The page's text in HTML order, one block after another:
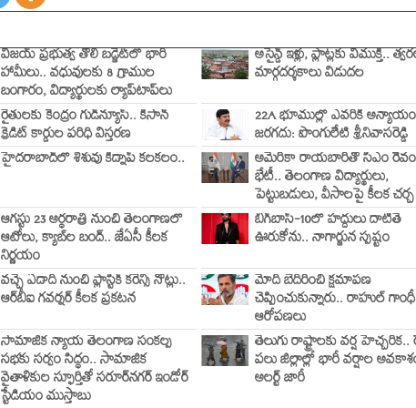
విజయ్ ప్రభుత్వ తొలి బడ్జెట్‌లో భారీ
హామీలు.. వధువులకు 8 గ్రాముల
బంగారం, విద్యార్థులకు ల్యాప్‌టాప్‌లు
అసైన్డ్ ఇళ్లు, ప్లాట్లకు విముక్తి..
మార్గదర్శకాలు విడుదల
రైతులకు కేంద్రం గుడ్‌న్యూస్.. కిసాన్
క్రెడిట్ కార్డుల పరిధి విస్తరణ
22A భూముల్లో ఎవరికీ అన్యాయం
జరగదు: పొంగులేటి శ్రీనివాసరెడ్డి
హైదరాబాద్‌లో శిశువు కిడ్నాప్ కలకలం.. అమెరికా రాయబారితో సీఎం
భేటీ.. తెలంగాణ విద్యార్థులు,
పెట్టుబడులు, వీసాలపై కీలక చర్చ
ఆగస్టు 23 అర్ధరాత్రి నుంచి తెలంగాణలో
ఆటోలు, క్యాబ్‌ల బంద్.. జేఏసీ కీలక
నిర్ణయం
బిగ్‌బాస్-10లో హద్దులు దాటితే
ఊరుకోను.. నాగార్జున స్పష్టం
వచ్చే ఏడాది నుంచి ప్లాస్టిక్ కరెన్సీ నోట్లు..
ఆర్‌బీఐ గవర్నర్ కీలక ప్రకటన
మోదీ బెదిరించి క్షమాపణ
చెప్పించుకున్నారు.. రాహుల్
ఆరోపణలు
సామాజిక న్యాయ తెలంగాణ సంకల్ప
సభకు సర్వం సిద్ధం.. సామాజిక
వైతాళికుల స్ఫూర్తితో సరూర్‌నగర్ ఇండోర్
స్టేడియం ముస్తాబు
తెలుగు రాష్ట్రాలకు వర్ష హెచ్చరిక..
పలు జిల్లాల్లో భారీ వర్షాల
అలర్ట్ జారీ